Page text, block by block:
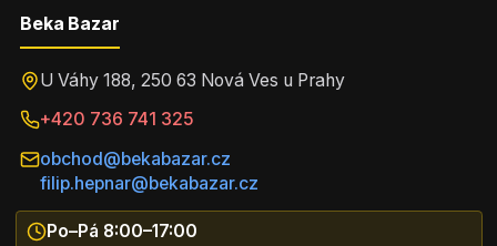
Beka Bazar
U Váhy 188, 250 63 Nová Ves u Prahy
+420 736 741 325
obchod@bekabazar.cz
filip.hepnar@bekabazar.cz
Po–Pá 8:00–17:00